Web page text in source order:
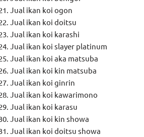
Jual ikan koi ogon
Jual ikan koi doitsu
Jual ikan koi karashi
Jual ikan koi slayer platinum
Jual ikan koi aka matsuba
Jual ikan koi kin matsuba
Jual ikan koi ginrin
Jual ikan koi kawarimono
Jual ikan koi karasu
Jual ikan koi kin showa
Jual ikan koi doitsu showa